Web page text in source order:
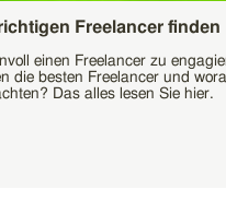
Freelancer finden
einen Freelancer zu
die besten Freelancer und
Das alles lesen Sie hier.